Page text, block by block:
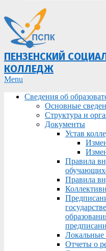
ПЕНЗЕНСКИЙ
КОЛЛЕДЖ
Primary
Menu
Menu
Сведения об
Основные
Структура и
Документы
Устав
Правила
Правила
Локальные
Отчеты о